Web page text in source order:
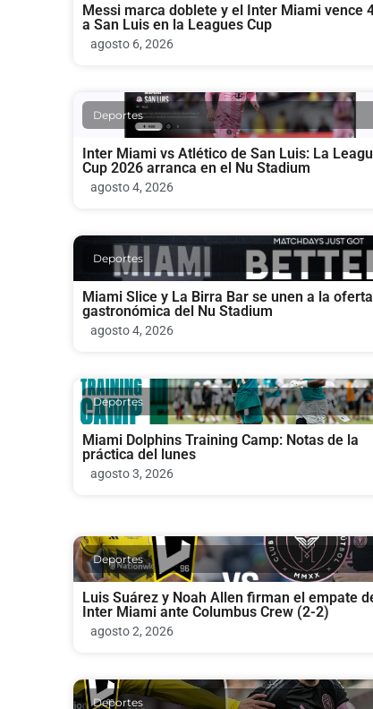
Messi marca doblete y el Inter Miami vence
a San Luis en la Leagues Cup
agosto 6, 2026
Deportes
Inter Miami vs Atlético de San Luis: La
Cup 2026 arranca en el Nu Stadium
agosto 4, 2026
Deportes
Miami Slice y La Birra Bar se unen a la oferta
gastronómica del Nu Stadium
agosto 4, 2026
Deportes
Miami Dolphins Training Camp: Notas de la
práctica del lunes
agosto 3, 2026
Deportes
Luis Suárez y Noah Allen firman el empate
Inter Miami ante Columbus Crew (2-2)
agosto 2, 2026
Deportes